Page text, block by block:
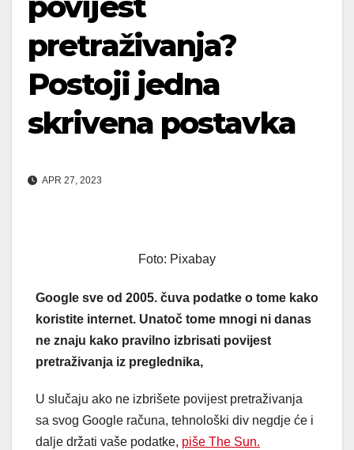
pretraživanja?
Postoji jedna
skrivena postavka
APR 27, 2023
Foto: Pixabay
Google sve od 2005. čuva podatke o tome kako
koristite internet. Unatoč tome mnogi ni danas
ne znaju kako pravilno izbrisati povijest
pretraživanja iz preglednika,
U slučaju ako ne izbrišete povijest pretraživanja
sa svog Google računa, tehnološki div negdje će i
dalje držati vaše podatke, piše The Sun.